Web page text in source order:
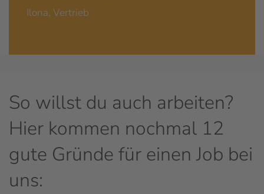
Ilona, Vertrieb
So willst du auch arbeiten?
Hier kommen nochmal 12
gute Gründe für einen Job bei
uns: